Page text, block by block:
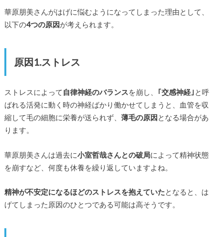
華原朋美さんがはげに悩むようになってしまった理由として、
以下の4つの原因が考えられます。
原因1.ストレス
ストレスによって 自律神経のバランスを崩し、 ｢交感神経｣ と呼
ばれる活発に動く時の神経ばかり働かせてしまうと、血管を収
縮して毛の細胞に栄養が送られず、 薄毛の原因となる場合があ
ります。
華原朋美さんは過去に小室哲哉さんとの破局によって精神状態
を崩すなど、何度も休養を繰り返していますよね。
精神が不安定になるほどのストレスを抱えていたとなると、は
げてしまった原因のひとつである可能は高そうです。